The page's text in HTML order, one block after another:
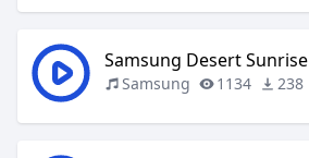
Samsung Desert Sunrise
Samsung 1134 238